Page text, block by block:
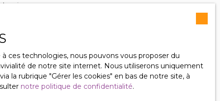
vous
consulter
ces technologies, nous pouvons vous proposer du
de notre site internet. Nous utiliserons uniquement
rubrique ″Gérer les cookies″ en bas de notre site, à
notre politique de confidentialité.